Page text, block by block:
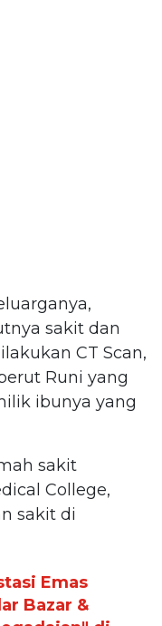
sakit dan
CT Scan,
Runi yang
ibunya yang
sakit
College,
sakit di
Emas
Bazar &